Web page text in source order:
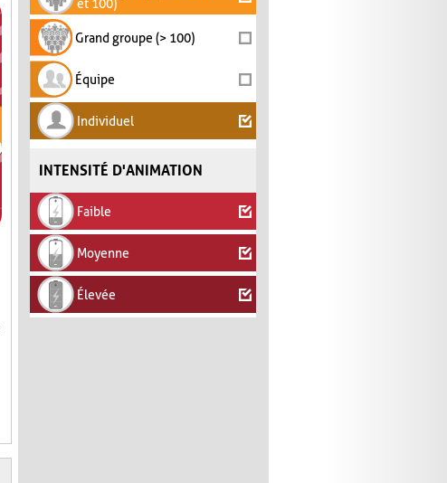
et 100)
Grand groupe (> 100)
Équipe
Individuel
INTENSITÉ D'ANIMATION
Faible
Moyenne
Élevée